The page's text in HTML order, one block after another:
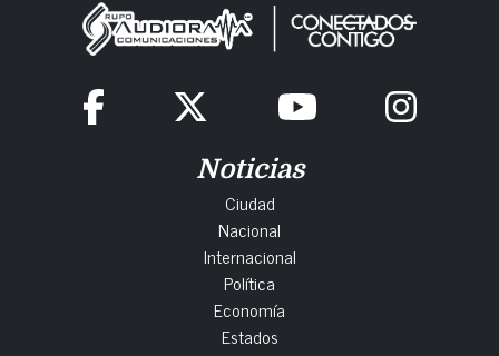
Noticias
Ciudad
Nacional
Internacional
Política
Economía
Estados